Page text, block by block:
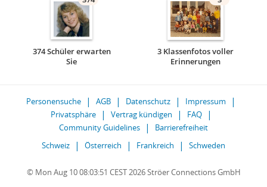
374 Schüler erwarten
Sie
3 Klassenfotos voller
Erinnerungen
Personensuche AGB Datenschutz
Impressum
Privatsphäre
Vertrag kündigen
FAQ
Community Guidelines
Barrierefreiheit
Schweiz
Österreich Frankreich Schweden
© Mon Aug 10 08:03:51 CEST 2026 Ströer Connections GmbH